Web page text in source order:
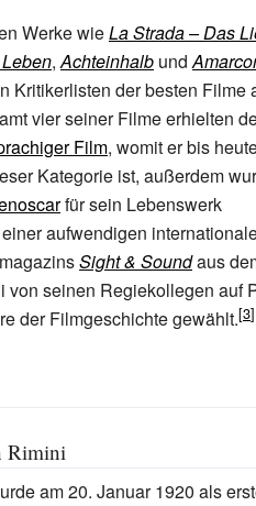
Werke wieLa Strada – Das
,Achteinhalb und
Kritikerlisten der besten Filme
vier seiner Filme erhielten
Film, womit er bis
Kategorie ist, außerdem
für sein Lebenswerk
aufwendigen
Sight & Soundaus
von seinen Regiekollegen auf
der Filmgeschichte gewählt.
Rimini
am 20. Januar 1920 als